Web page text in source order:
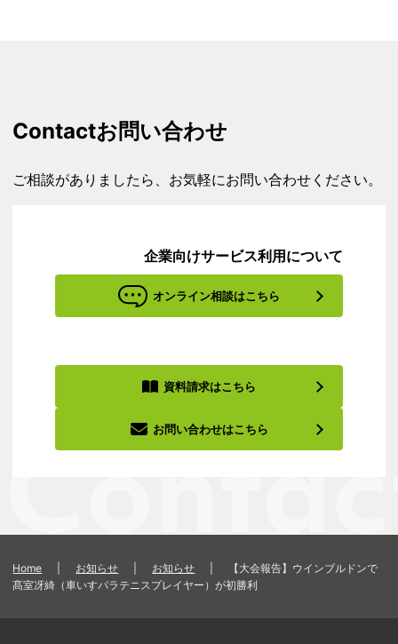
Contactお問い合わせ
ご相談がありましたら、お気軽にお問い合わせください。
企業向けサービス利用について
オンライン相談はこちら
資料請求はこちら
お問い合わせはこちら
Home お知らせ お知らせ
【大会報告】ウインブルドンで
髙室冴綺（車いすパラテニスプレイヤー）が初勝利